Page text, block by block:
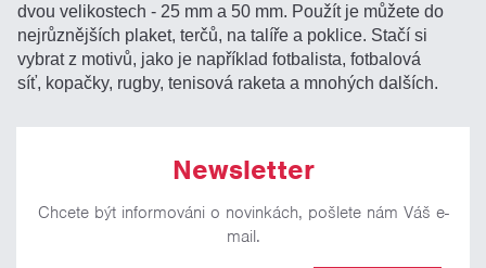
dvou velikostech - 25 mm a 50 mm. Použít je můžete do
nejrůznějších plaket, terčů, na talíře a poklice. Stačí si
vybrat z motivů, jako je například fotbalista, fotbalová
síť, kopačky, rugby, tenisová raketa a mnohých dalších.
Newsletter
Chcete být informováni o novinkách, pošlete nám Váš e-
mail.